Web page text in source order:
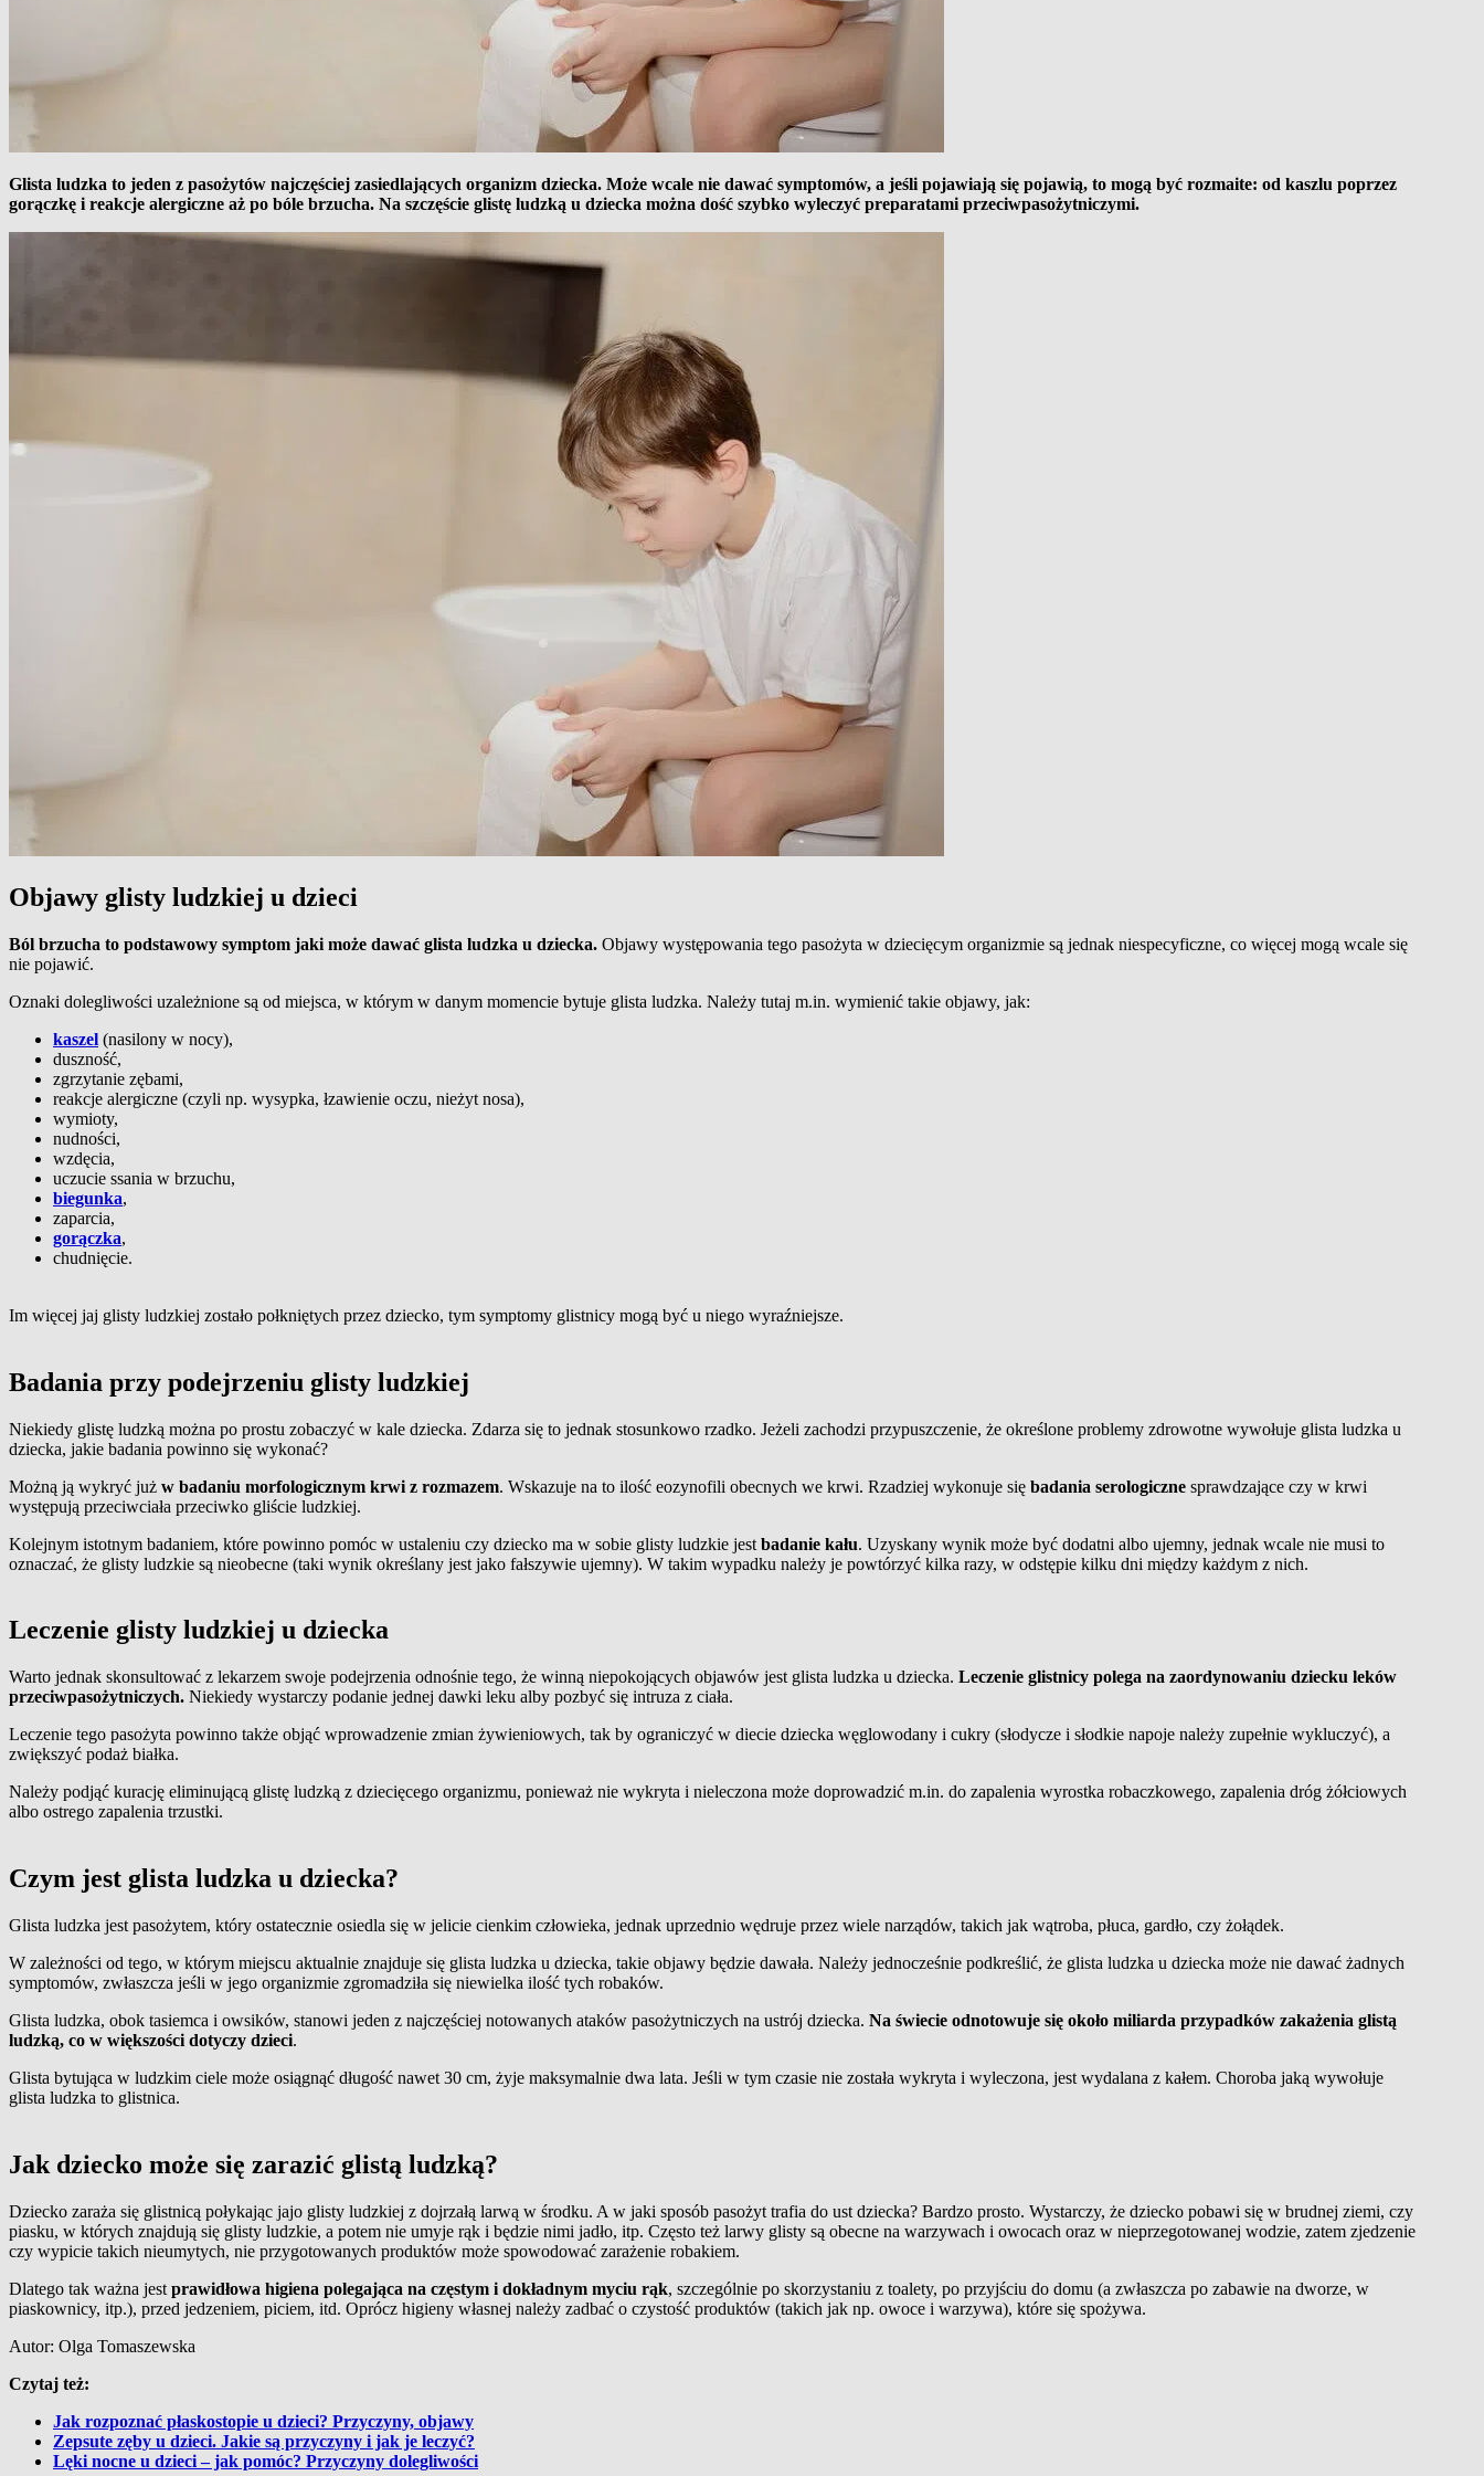
Glista ludzka to jeden z pasożytów najczęściej zasiedlających organizm dziecka. Może wcale nie dawać symptomów, a jeśli pojawiają się pojawią, to mogą być rozmaite: od kaszlu poprzez
gorączkę i reakcje alergiczne aż po bóle brzucha. Na szczęście glistę ludzką u dziecka można dość szybko wyleczyć preparatami przeciwpasożytniczymi.
Objawy glisty ludzkiej u dzieci
Ból brzucha to podstawowy symptom jaki może dawać glista ludzka u dziecka. Objawy występowania tego pasożyta w dziecięcym organizmie są jednak niespecyficzne, co więcej mogą wcale się
nie pojawić.
Oznaki dolegliwości uzależnione są od miejsca, w którym w danym momencie bytuje glista ludzka. Należy tutaj m.in. wymienić takie objawy, jak:
kaszel (nasilony w nocy),
duszność,
zgrzytanie zębami,
reakcje alergiczne (czyli np. wysypka, łzawienie oczu, nieżyt nosa),
wymioty,
nudności,
wzdęcia,
uczucie ssania w brzuchu,
biegunka,
zaparcia,
gorączka,
chudnięcie.
Im więcej jaj glisty ludzkiej zostało połkniętych przez dziecko, tym symptomy glistnicy mogą być u niego wyraźniejsze.
Badania przy podejrzeniu glisty ludzkiej
Niekiedy glistę ludzką można po prostu zobaczyć w kale dziecka. Zdarza się to jednak stosunkowo rzadko. Jeżeli zachodzi przypuszczenie, że określone problemy zdrowotne wywołuje glista ludzka u
dziecka, jakie badania powinno się wykonać?
Możną ją wykryć już w badaniu morfologicznym krwi z rozmazem. Wskazuje na to ilość eozynofili obecnych we krwi. Rzadziej wykonuje się badania serologiczne sprawdzające czy w krwi
występują przeciwciała przeciwko gliście ludzkiej.
Kolejnym istotnym badaniem, które powinno pomóc w ustaleniu czy dziecko ma w sobie glisty ludzkie jest badanie kału. Uzyskany wynik może być dodatni albo ujemny, jednak wcale nie musi to
oznaczać, że glisty ludzkie są nieobecne (taki wynik określany jest jako fałszywie ujemny). W takim wypadku należy je powtórzyć kilka razy, w odstępie kilku dni między każdym z nich.
Leczenie glisty ludzkiej u dziecka
Warto jednak skonsultować z lekarzem swoje podejrzenia odnośnie tego, że winną niepokojących objawów jest glista ludzka u dziecka. Leczenie glistnicy polega na zaordynowaniu dziecku leków
przeciwpasożytniczych. Niekiedy wystarczy podanie jednej dawki leku alby pozbyć się intruza z ciała.
Leczenie tego pasożyta powinno także objąć wprowadzenie zmian żywieniowych, tak by ograniczyć w diecie dziecka węglowodany i cukry (słodycze i słodkie napoje należy zupełnie wykluczyć), a
zwiększyć podaż białka.
Należy podjąć kurację eliminującą glistę ludzką z dziecięcego organizmu, ponieważ nie wykryta i nieleczona może doprowadzić m.in. do zapalenia wyrostka robaczkowego, zapalenia dróg żółciowych
albo ostrego zapalenia trzustki.
Czym jest glista ludzka u dziecka?
Glista ludzka jest pasożytem, który ostatecznie osiedla się w jelicie cienkim człowieka, jednak uprzednio wędruje przez wiele narządów, takich jak wątroba, płuca, gardło, czy żołądek.
W zależności od tego, w którym miejscu aktualnie znajduje się glista ludzka u dziecka, takie objawy będzie dawała. Należy jednocześnie podkreślić, że glista ludzka u dziecka może nie dawać żadnych
symptomów, zwłaszcza jeśli w jego organizmie zgromadziła się niewielka ilość tych robaków.
Glista ludzka, obok tasiemca i owsików, stanowi jeden z najczęściej notowanych ataków pasożytniczych na ustrój dziecka. Na świecie odnotowuje się około miliarda przypadków zakażenia glistą
ludzką, co w większości dotyczy dzieci.
Glista bytująca w ludzkim ciele może osiągnąć długość nawet 30 cm, żyje maksymalnie dwa lata. Jeśli w tym czasie nie została wykryta i wyleczona, jest wydalana z kałem. Choroba jaką wywołuje
glista ludzka to glistnica.
Jak dziecko może się zarazić glistą ludzką?
Dziecko zaraża się glistnicą połykając jajo glisty ludzkiej z dojrzałą larwą w środku. A w jaki sposób pasożyt trafia do ust dziecka? Bardzo prosto. Wystarczy, że dziecko pobawi się w brudnej ziemi, czy
piasku, w których znajdują się glisty ludzkie, a potem nie umyje rąk i będzie nimi jadło, itp. Często też larwy glisty są obecne na warzywach i owocach oraz w nieprzegotowanej wodzie, zatem zjedzenie
czy wypicie takich nieumytych, nie przygotowanych produktów może spowodować zarażenie robakiem.
Dlatego tak ważna jest prawidłowa higiena polegająca na częstym i dokładnym myciu rąk, szczególnie po skorzystaniu z toalety, po przyjściu do domu (a zwłaszcza po zabawie na dworze, w
piaskownicy, itp.), przed jedzeniem, piciem, itd. Oprócz higieny własnej należy zadbać o czystość produktów (takich jak np. owoce i warzywa), które się spożywa.
Autor: Olga Tomaszewska
Czytaj też:
Jak rozpoznać płaskostopie u dzieci? Przyczyny, objawy
Zepsute zęby u dzieci. Jakie są przyczyny i jak je leczyć?
Lęki nocne u dzieci – jak pomóc? Przyczyny dolegliwości